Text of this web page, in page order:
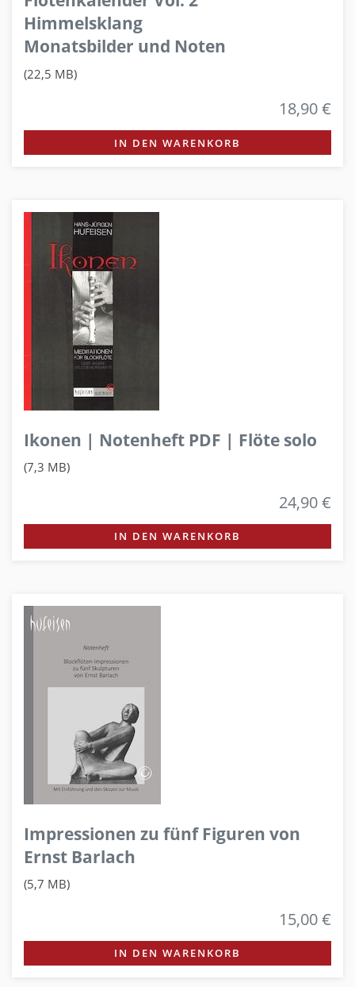
Himmelsklang
Monatsbilder und Noten
(22,5 MB)
18,90 €
IN DEN WARENKORB
Ikonen | Notenheft PDF | Flöte solo
(7,3 MB)
24,90 €
IN DEN WARENKORB
Impressionen zu fünf Figuren von
Ernst Barlach
(5,7 MB)
15,00 €
IN DEN WARENKORB